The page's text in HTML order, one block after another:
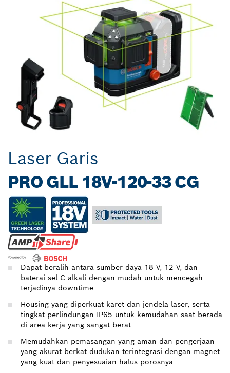
Laser Garis
PRO GLL 18V-120-33 CG
Dapat beralih antara sumber daya 18 V, 12 V, dan
baterai sel C alkali dengan mudah untuk mencegah
terjadinya downtime
Housing yang diperkuat karet dan jendela laser, serta
tingkat perlindungan IP65 untuk kemudahan saat berada
di area kerja yang sangat berat
Memudahkan pemasangan yang aman dan pengerjaan
yang akurat berkat dudukan terintegrasi dengan magnet
yang kuat dan penyesuaian halus porosnya